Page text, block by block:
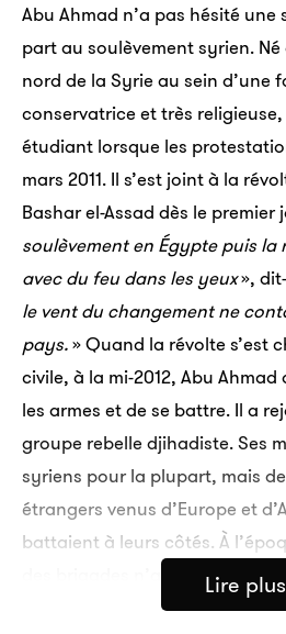
Abu Ahmad n’a pas hésité
part au soulèvement syrien.
nord de la Syrie au sein d’une
conservatrice et très
étudiant lorsque les
mars 2011. Il s’est joint à la
Bashar el-Assad dès le premier
soulèvement en Égypte puis la
avec du feu dans les yeux»,
le vent du changement ne
pays.» Quand la révolte s’est
civile, à la mi-2012, Abu
les armes et de se battre. Il a
groupe rebelle djihadiste. Ses
syriens pour la plupart, mais
étrangers venus d’Europe et
battaient à leurs côtés. À
des brigades n’arrêtait pas de
mois, celle d’Abu Ahmad
Lire plus